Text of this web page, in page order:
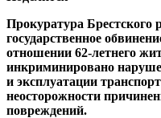
Прокуратура Брестского
государственное
отношении 62-летнего
инкриминировано
и эксплуатации
неосторожности
повреждений.